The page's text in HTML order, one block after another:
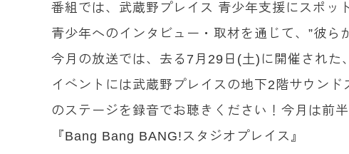
番組では、武蔵野プレイス 青少年支援にスポッ
青少年へのインタビュー・取材を通じて、”彼ら
今月の放送では、去る7月29日(土)に開催された
イベントには武蔵野プレイスの地下2階サウン
のステージを録音でお聴きください！今月は前
『Bang Bang BANG!スタジオプレイス』